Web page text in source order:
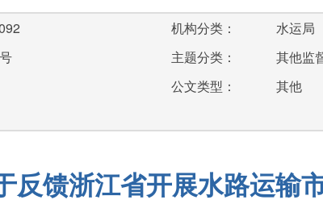
机构分类：
水运局
主题分类：
其他监
公文类型：
其他
反馈浙江省开展水路运输